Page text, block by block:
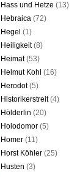
Hass und Hetze (13)
Hebraica (72)
Hegel (1)
Heiligkeit(8)
Heimat(53)
Helmut Kohl (16)
Herodot(5)
Historikerstreit(4)
Hölderlin (20)
Holodomor (5)
Homer (11)
Horst Köhler (25)
Husten (3)